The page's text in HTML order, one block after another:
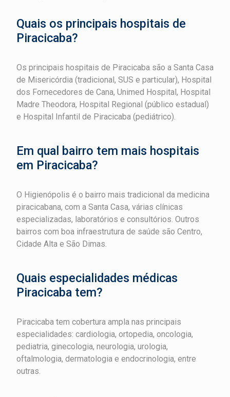
Quais os principais hospitais de
Piracicaba?
Os principais hospitais de Piracicaba são a Santa Casa
de Misericórdia (tradicional, SUS e particular), Hospital
dos Fornecedores de Cana, Unimed Hospital, Hospital
Madre Theodora, Hospital Regional (público estadual)
e Hospital Infantil de Piracicaba (pediátrico).
Em qual bairro tem mais hospitais
em Piracicaba?
O Higienópolis é o bairro mais tradicional da medicina
piracicabana, com a Santa Casa, várias clínicas
especializadas, laboratórios e consultórios. Outros
bairros com boa infraestrutura de saúde são Centro,
Cidade Alta e São Dimas.
Quais especialidades médicas
Piracicaba tem?
Piracicaba tem cobertura ampla nas principais
especialidades: cardiologia, ortopedia, oncologia,
pediatria, ginecologia, neurologia, urologia,
oftalmologia, dermatologia e endocrinologia, entre
outras.